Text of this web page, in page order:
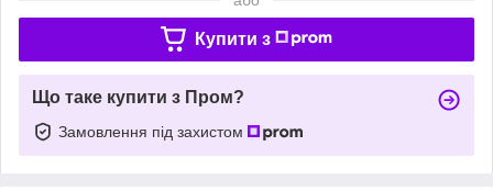
Купити з
Що таке купити з Пром?
Замовлення під захистом